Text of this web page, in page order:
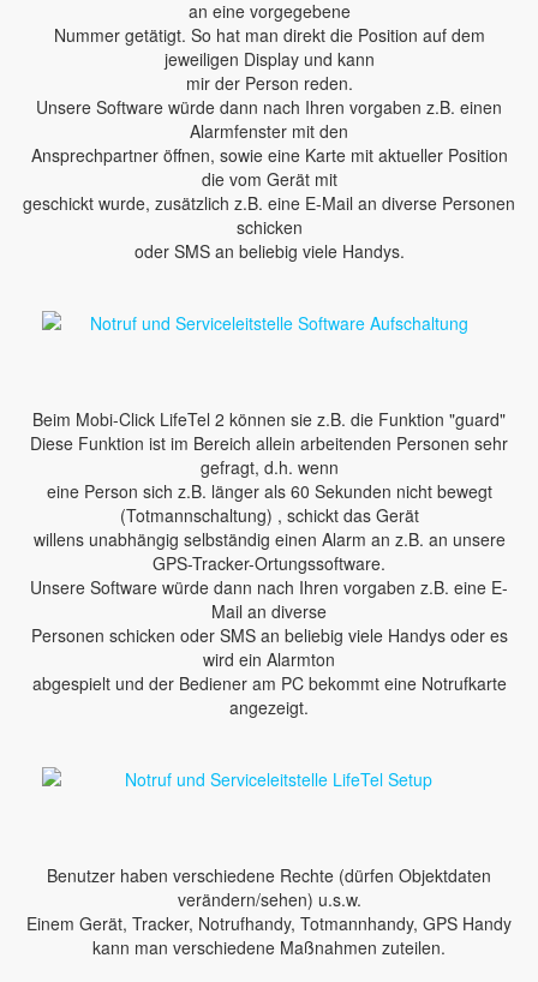
an eine vorgegebene
Nummer getätigt. So hat man direkt die Position auf dem
jeweiligen Display und kann
mir der Person reden.
Unsere Software würde dann nach Ihren vorgaben z.B. einen
Alarmfenster mit den
Ansprechpartner öffnen, sowie eine Karte mit aktueller Position
die vom Gerät mit
geschickt wurde, zusätzlich z.B. eine E-Mail an diverse Personen
schicken
oder SMS an beliebig viele Handys.
Beim Mobi-Click LifeTel 2 können sie z.B. die Funktion "guard"
Diese Funktion ist im Bereich allein arbeitenden Personen sehr
gefragt, d.h. wenn
eine Person sich z.B. länger als 60 Sekunden nicht bewegt
(Totmannschaltung) , schickt das Gerät
willens unabhängig selbständig einen Alarm an z.B. an unsere
GPS-Tracker-Ortungssoftware.
Unsere Software würde dann nach Ihren vorgaben z.B. eine E-
Mail an diverse
Personen schicken oder SMS an beliebig viele Handys oder es
wird ein Alarmton
abgespielt und der Bediener am PC bekommt eine Notrufkarte
angezeigt.
Benutzer haben verschiedene Rechte (dürfen Objektdaten
verändern/sehen) u.s.w.
Einem Gerät, Tracker, Notrufhandy, Totmannhandy, GPS Handy
kann man verschiedene Maßnahmen zuteilen.